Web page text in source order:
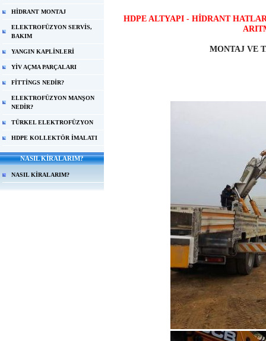
HİDRANT MONTAJ
ELEKTROFÜZYON SERVİS,
BAKIM
YANGIN KAPLİNLERİ
YİV AÇMA PARÇALARI
FİTTİNGS NEDİR?
ELEKTROFÜZYON MANŞON
NEDİR?
TÜRKEL ELEKTROFÜZYON
HDPE KOLLEKTÖR İMALATI
NASIL KİRALARIM?
NASIL KİRALARIM?
HDPE ALTYAPI - HİDRANT
MONTAJ VE